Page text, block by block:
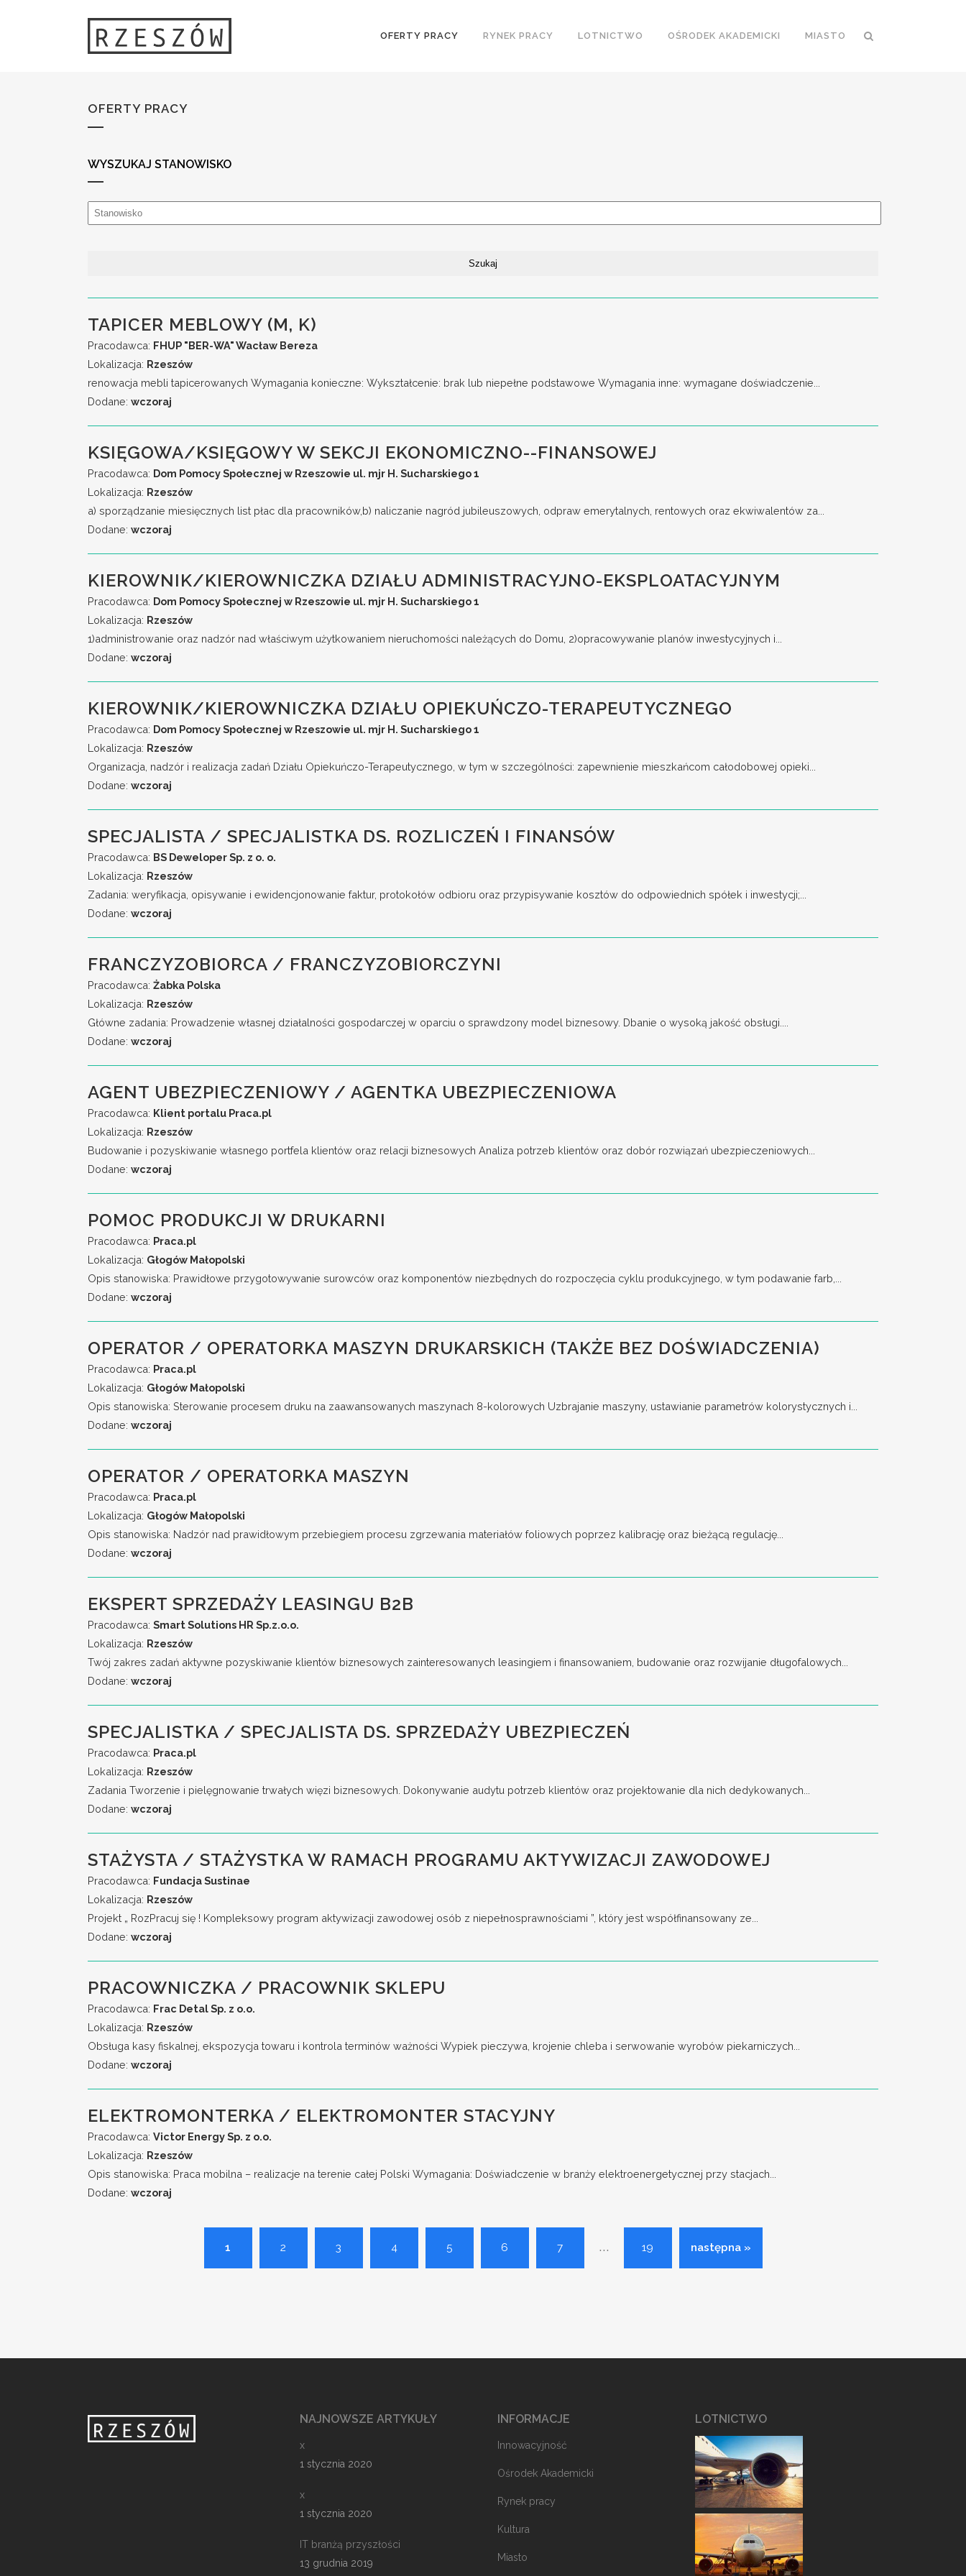
OFERTY PRACY RYNEK PRACY LOTNICTWO OŚRODEK AKADEMICKI MIASTO
OFERTY PRACY
WYSZUKAJ STANOWISKO
TAPICER MEBLOWY (M, K)
Pracodawca: FHUP "BER-WA" Wacław Bereza
Lokalizacja: Rzeszów
renowacja mebli tapicerowanych Wymagania konieczne: Wykształcenie: brak lub niepełne podstawowe Wymagania inne: wymagane doświadczenie...
Dodane: wczoraj
KSIĘGOWA/KSIĘGOWY W SEKCJI EKONOMICZNO--FINANSOWEJ
Pracodawca: Dom Pomocy Społecznej w Rzeszowie ul. mjr H. Sucharskiego 1
Lokalizacja: Rzeszów
a) sporządzanie miesięcznych list płac dla pracowników,b) naliczanie nagród jubileuszowych, odpraw emerytalnych, rentowych oraz ekwiwalentów za...
Dodane: wczoraj
KIEROWNIK/KIEROWNICZKA DZIAŁU ADMINISTRACYJNO-EKSPLOATACYJNYM
Pracodawca: Dom Pomocy Społecznej w Rzeszowie ul. mjr H. Sucharskiego 1
Lokalizacja: Rzeszów
1)administrowanie oraz nadzór nad właściwym użytkowaniem nieruchomości należących do Domu, 2)opracowywanie planów inwestycyjnych i...
Dodane: wczoraj
KIEROWNIK/KIEROWNICZKA DZIAŁU OPIEKUŃCZO-TERAPEUTYCZNEGO
Pracodawca: Dom Pomocy Społecznej w Rzeszowie ul. mjr H. Sucharskiego 1
Lokalizacja: Rzeszów
Organizacja, nadzór i realizacja zadań Działu Opiekuńczo-Terapeutycznego, w tym w szczególności: zapewnienie mieszkańcom całodobowej opieki...
Dodane: wczoraj
SPECJALISTA / SPECJALISTKA DS. ROZLICZEŃ I FINANSÓW
Pracodawca: BS Deweloper Sp. z o. o.
Lokalizacja: Rzeszów
Zadania: weryfikacja, opisywanie i ewidencjonowanie faktur, protokołów odbioru oraz przypisywanie kosztów do odpowiednich spółek i inwestycji;...
Dodane: wczoraj
FRANCZYZOBIORCA / FRANCZYZOBIORCZYNI
Pracodawca: Żabka Polska
Lokalizacja: Rzeszów
Główne zadania: Prowadzenie własnej działalności gospodarczej w oparciu o sprawdzony model biznesowy. Dbanie o wysoką jakość obsługi....
Dodane: wczoraj
AGENT UBEZPIECZENIOWY / AGENTKA UBEZPIECZENIOWA
Pracodawca: Klient portalu Praca.pl
Lokalizacja: Rzeszów
Budowanie i pozyskiwanie własnego portfela klientów oraz relacji biznesowych Analiza potrzeb klientów oraz dobór rozwiązań ubezpieczeniowych...
Dodane: wczoraj
POMOC PRODUKCJI W DRUKARNI
Pracodawca: Praca.pl
Lokalizacja: Głogów Małopolski
Opis stanowiska: Prawidłowe przygotowywanie surowców oraz komponentów niezbędnych do rozpoczęcia cyklu produkcyjnego, w tym podawanie farb,...
Dodane: wczoraj
OPERATOR / OPERATORKA MASZYN DRUKARSKICH (TAKŻE BEZ DOŚWIADCZENIA)
Pracodawca: Praca.pl
Lokalizacja: Głogów Małopolski
Opis stanowiska: Sterowanie procesem druku na zaawansowanych maszynach 8-kolorowych Uzbrajanie maszyny, ustawianie parametrów kolorystycznych i...
Dodane: wczoraj
OPERATOR / OPERATORKA MASZYN
Pracodawca: Praca.pl
Lokalizacja: Głogów Małopolski
Opis stanowiska: Nadzór nad prawidłowym przebiegiem procesu zgrzewania materiałów foliowych poprzez kalibrację oraz bieżącą regulację...
Dodane: wczoraj
EKSPERT SPRZEDAŻY LEASINGU B2B
Pracodawca: Smart Solutions HR Sp.z.o.o.
Lokalizacja: Rzeszów
Twój zakres zadań aktywne pozyskiwanie klientów biznesowych zainteresowanych leasingiem i finansowaniem, budowanie oraz rozwijanie długofalowych...
Dodane: wczoraj
SPECJALISTKA / SPECJALISTA DS. SPRZEDAŻY UBEZPIECZEŃ
Pracodawca: Praca.pl
Lokalizacja: Rzeszów
Zadania Tworzenie i pielęgnowanie trwałych więzi biznesowych. Dokonywanie audytu potrzeb klientów oraz projektowanie dla nich dedykowanych...
Dodane: wczoraj
STAŻYSTA / STAŻYSTKA W RAMACH PROGRAMU AKTYWIZACJI ZAWODOWEJ
Pracodawca: Fundacja Sustinae
Lokalizacja: Rzeszów
Projekt „ RozPracuj się ! Kompleksowy program aktywizacji zawodowej osób z niepełnosprawnościami ”, który jest współfinansowany ze...
Dodane: wczoraj
PRACOWNICZKA / PRACOWNIK SKLEPU
Pracodawca: Frac Detal Sp. z o.o.
Lokalizacja: Rzeszów
Obsługa kasy fiskalnej, ekspozycja towaru i kontrola terminów ważności Wypiek pieczywa, krojenie chleba i serwowanie wyrobów piekarniczych...
Dodane: wczoraj
ELEKTROMONTERKA / ELEKTROMONTER STACYJNY
Pracodawca: Victor Energy Sp. z o.o.
Lokalizacja: Rzeszów
Opis stanowiska: Praca mobilna – realizacje na terenie całej Polski Wymagania: Doświadczenie w branży elektroenergetycznej przy stacjach...
Dodane: wczoraj
1 2 3 4 5 6 7 ... 19 następna »
NAJNOWSZE ARTYKUŁY
x
1 stycznia 2020
x
1 stycznia 2020
IT branżą przyszłości
13 grudnia 2019
INFORMACJE
Innowacyjność
Ośrodek Akademicki
Rynek pracy
Kultura
Miasto
LOTNICTWO